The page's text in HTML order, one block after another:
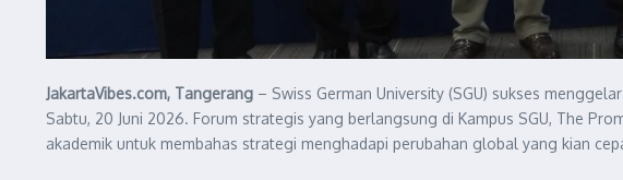
JakartaVibes.com, Tangerang – Swiss German University (SGU) sukses
Sabtu, 20 Juni 2026. Forum strategis yang berlangsung di Kampus SGU, The
akademik untuk membahas strategi menghadapi perubahan global yang kian